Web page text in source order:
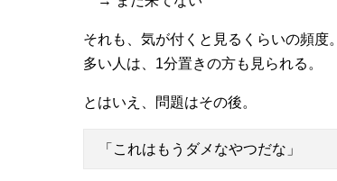
それも、気が付くと見るくらいの頻度。
多い人は、1分置きの方も見られる。
とはいえ、問題はその後。
「これはもうダメなやつだな」